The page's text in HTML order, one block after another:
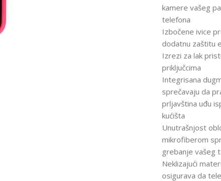
kamere vašeg
telefona
Izbočene ivice
dodatnu zaštitu
Izrezi za lak
priključcima
Integrisana
sprečavaju da
prljavština uđu
kućišta
Unutrašnjost
mikrofiberom
grebanje vašeg
Neklizajući
osigurava da